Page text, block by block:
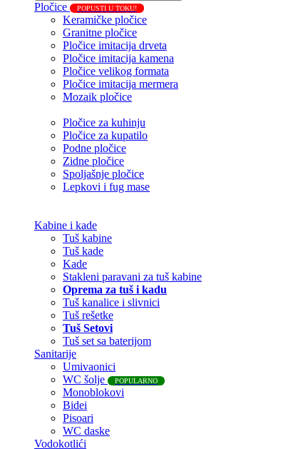
Pločice POPUSTI U TOKU!
Keramičke pločice
Granitne pločice
Pločice imitacija drveta
Pločice imitacija kamena
Pločice velikog formata
Pločice imitacija mermera
Mozaik pločice
Pločice za kuhinju
Pločice za kupatilo
Podne pločice
Zidne pločice
Spoljašnje pločice
Lepkovi i fug mase
Kabine i kade
Tuš kabine
Tuš kade
Kade
Stakleni paravani za tuš kabine
Oprema za tuš i kadu
Tuš kanalice i slivnici
Tuš rešetke
Tuš Setovi
Tuš set sa baterijom
Sanitarije
Umivaonici
WC šolje
POPULARNO
Monoblokovi
Bidei
Pisoari
WC daske
Vodokotlići